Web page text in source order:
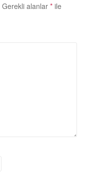
Gerekli alanlar * ile